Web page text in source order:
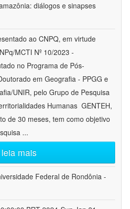
diálogos e sinapses
ao CNPQ, em virtude
MCTI Nº 10/2023 -
no Programa de Pós-
em Geografia - PPGG e
UNIR, pelo Grupo de Pesquisa
Humanas  GENTEH,
de 30 meses, tem como objetivo
...
leia mais
Federal de Rondônia -